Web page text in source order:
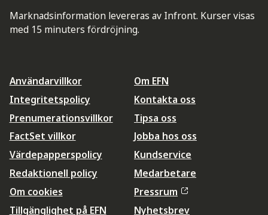
Marknadsinformation levereras av Infront. Kurser visas
med 15 minuters fördröjning.
Användarvillkor
Integritetspolicy
Prenumerationsvillkor
FactSet villkor
Värdepapperspolicy
Redaktionell policy
Om cookies
Tillgänglighet på EFN
Om EFN
Kontakta oss
Tipsa oss
Jobba hos oss
Kundservice
Medarbetare
Pressrum
Nyhetsbrev